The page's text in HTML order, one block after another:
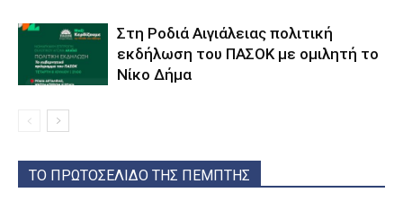
Στη Ροδιά Αιγιάλειας πολιτική
εκδήλωση του ΠΑΣΟΚ με ομιλητή το
Νίκο Δήμα
ΤΟ ΠΡΩΤΟΣΕΛΙΔΟ ΤΗΣ ΠΕΜΠΤΗΣ